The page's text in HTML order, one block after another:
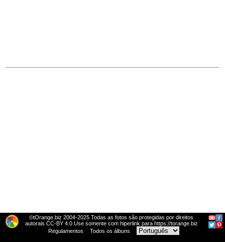
©tOrange.biz 2004-2025 Todas as fotos são protegidas por direitos
autorais CC-BY 4.0 Use somente com hiperlink para https://torange.biz
Regulamentos
Todos os álbuns